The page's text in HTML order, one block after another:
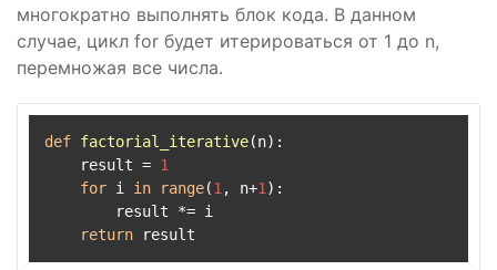
многократно выполнять блок кода. В данном
случае, цикл for будет итерироваться от 1 до n,
перемножая все числа.
def factorial_iterative(n):
    result =
1
for i in range(1 , n+1 ):
        result *= i
return